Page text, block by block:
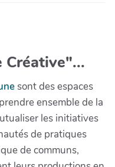
Créative"...
sont des espaces
ensemble de la
les initiatives
de pratiques
de communs,